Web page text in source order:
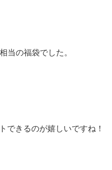
当の福袋でした。
できるのが嬉しいですね！